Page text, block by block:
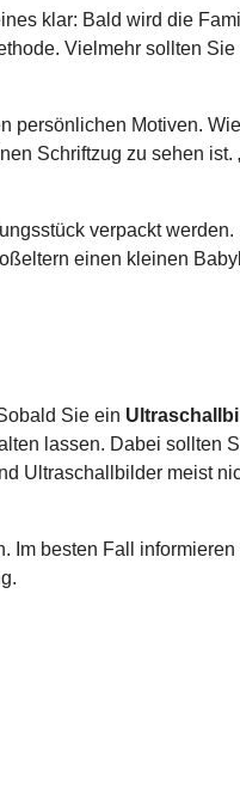
klar: Bald wird die
Vielmehr sollten Sie
persönlichen Motiven.
Schriftzug zu sehen ist.
verpackt werden.
einen kleinen
Sie ein
lassen. Dabei sollten
Ultraschallbilder meist
Im besten Fall informieren